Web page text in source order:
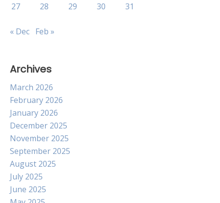
27 28 29 30 31
« Dec Feb »
Archives
March 2026
February 2026
January 2026
December 2025
November 2025
September 2025
August 2025
July 2025
June 2025